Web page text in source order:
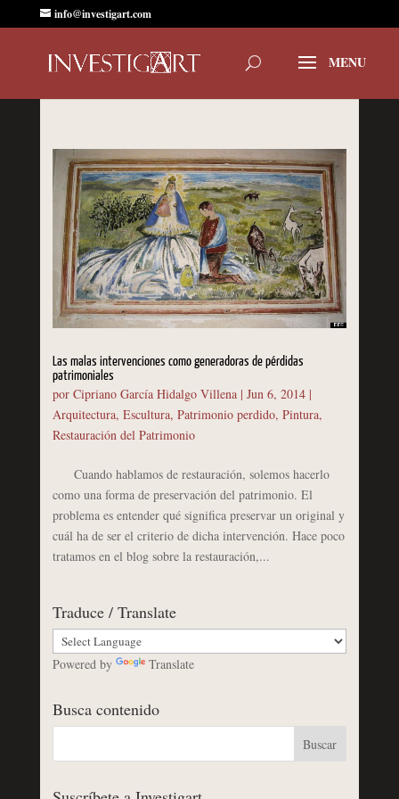
info@investigart.com
Las malas intervenciones como generadoras de pérdidas
patrimoniales
por Cipriano García Hidalgo Villena| Jun 6, 2014|
Arquitectura, Escultura, Patrimonio perdido, Pintura,
Restauración del Patrimonio
Cuando hablamos de restauración, solemos hacerlo
como una forma de preservación del patrimonio. El
problema es entender qué significa preservar un original y
cuál ha de ser el criterio de dicha intervención. Hace poco
tratamos en el blog sobre la restauración,...
Traduce / Translate
Powered by Translate
Busca contenido